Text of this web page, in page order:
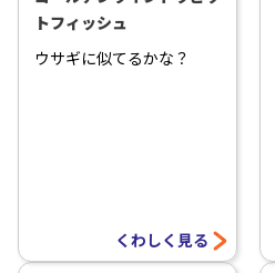
トフィッシュ
ウサギに似てるかな？
くわしく見る